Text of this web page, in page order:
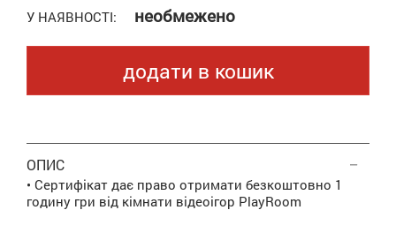
У НАЯВНОСТІ: необмежено
додати в кошик
ОПИС
• Сертифікат дає право отримати безкоштовно 1
годину гри від кімнати відеоігор PlayRoom